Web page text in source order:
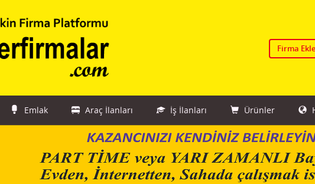
Firma
Emlak Araç İlanları İş İlanları Ürünler